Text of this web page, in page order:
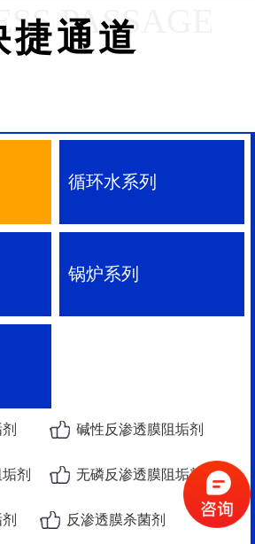
PASSAGE
捷通道
循环水系列
锅炉系列
碱性反渗透膜阻垢剂
剂 无磷反渗透膜阻垢剂
反渗透膜杀菌剂